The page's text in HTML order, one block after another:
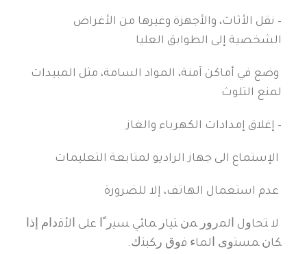
– نقل الأثاث، والأجهزة وغيرها من الأغراض
الشخصية إلى الطوابق العليا
وضع في أماكن آمنة، المواد السامة، مثل المبيدات
لمنع التلوث
– إغلاق إمدادات الكهرباء والغاز
الإستماع الى جهاز الراديو لمتابعة التعليمات
عدم استعمال الهاتف، إلا للضرورة
لا ﺘﺤﺎﻭل ﺍﻟﻤﺭﻭﺭ ﻤﻥ ﺘﻴﺎﺭ ﻤﺎﺌﻲ ﺴﻴﺭﹰﺍ ﻋﻠﻰ ﺍﻷﻗﺩﺍﻡ ﺇﺫﺍ
ﻜﺎﻥ ﻤﺴﺘﻭﻯ ﺍﻟﻤﺎﺀ ﻓﻭﻕ ﺭﻜﺒﺘﻙ.